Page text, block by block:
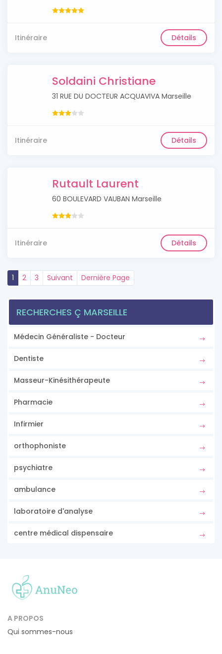
Itinéraire Détails
Soldaini Christiane
31 RUE DU DOCTEUR ACQUAVIVA Marseille
Itinéraire Détails
Rutault Laurent
60 BOULEVARD VAUBAN Marseille
Itinéraire Détails
1 2 3 Suivant Dernière Page
RECHERCHES Ç MARSEILLE
Médecin Généraliste - Docteur
Dentiste
Masseur-Kinésithérapeute
Pharmacie
Infirmier
orthophoniste
psychiatre
ambulance
laboratoire d'analyse
centre médical dispensaire
A PROPOS
Qui sommes-nous